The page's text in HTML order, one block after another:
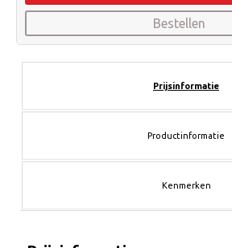
Bestellen
Prijsinformatie
Productinformatie
Kenmerken